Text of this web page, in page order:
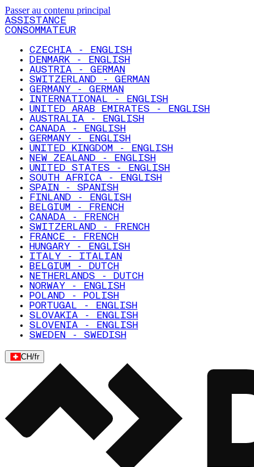
Passer au contenu principal
ASSISTANCE
CONSOMMATEUR
CZECHIA - ENGLISH
DENMARK - ENGLISH
AUSTRIA - GERMAN
SWITZERLAND - GERMAN
GERMANY - GERMAN
INTERNATIONAL - ENGLISH
UNITED ARAB EMIRATES - ENGLISH
AUSTRALIA - ENGLISH
CANADA - ENGLISH
GERMANY - ENGLISH
UNITED KINGDOM - ENGLISH
NEW ZEALAND - ENGLISH
UNITED STATES - ENGLISH
SOUTH AFRICA - ENGLISH
SPAIN - SPANISH
FINLAND - ENGLISH
BELGIUM - FRENCH
CANADA - FRENCH
SWITZERLAND - FRENCH
FRANCE - FRENCH
HUNGARY - ENGLISH
ITALY - ITALIAN
BELGIUM - DUTCH
NETHERLANDS - DUTCH
NORWAY - ENGLISH
POLAND - POLISH
PORTUGAL - ENGLISH
SLOVAKIA - ENGLISH
SLOVENIA - ENGLISH
SWEDEN - SWEDISH
CH/fr